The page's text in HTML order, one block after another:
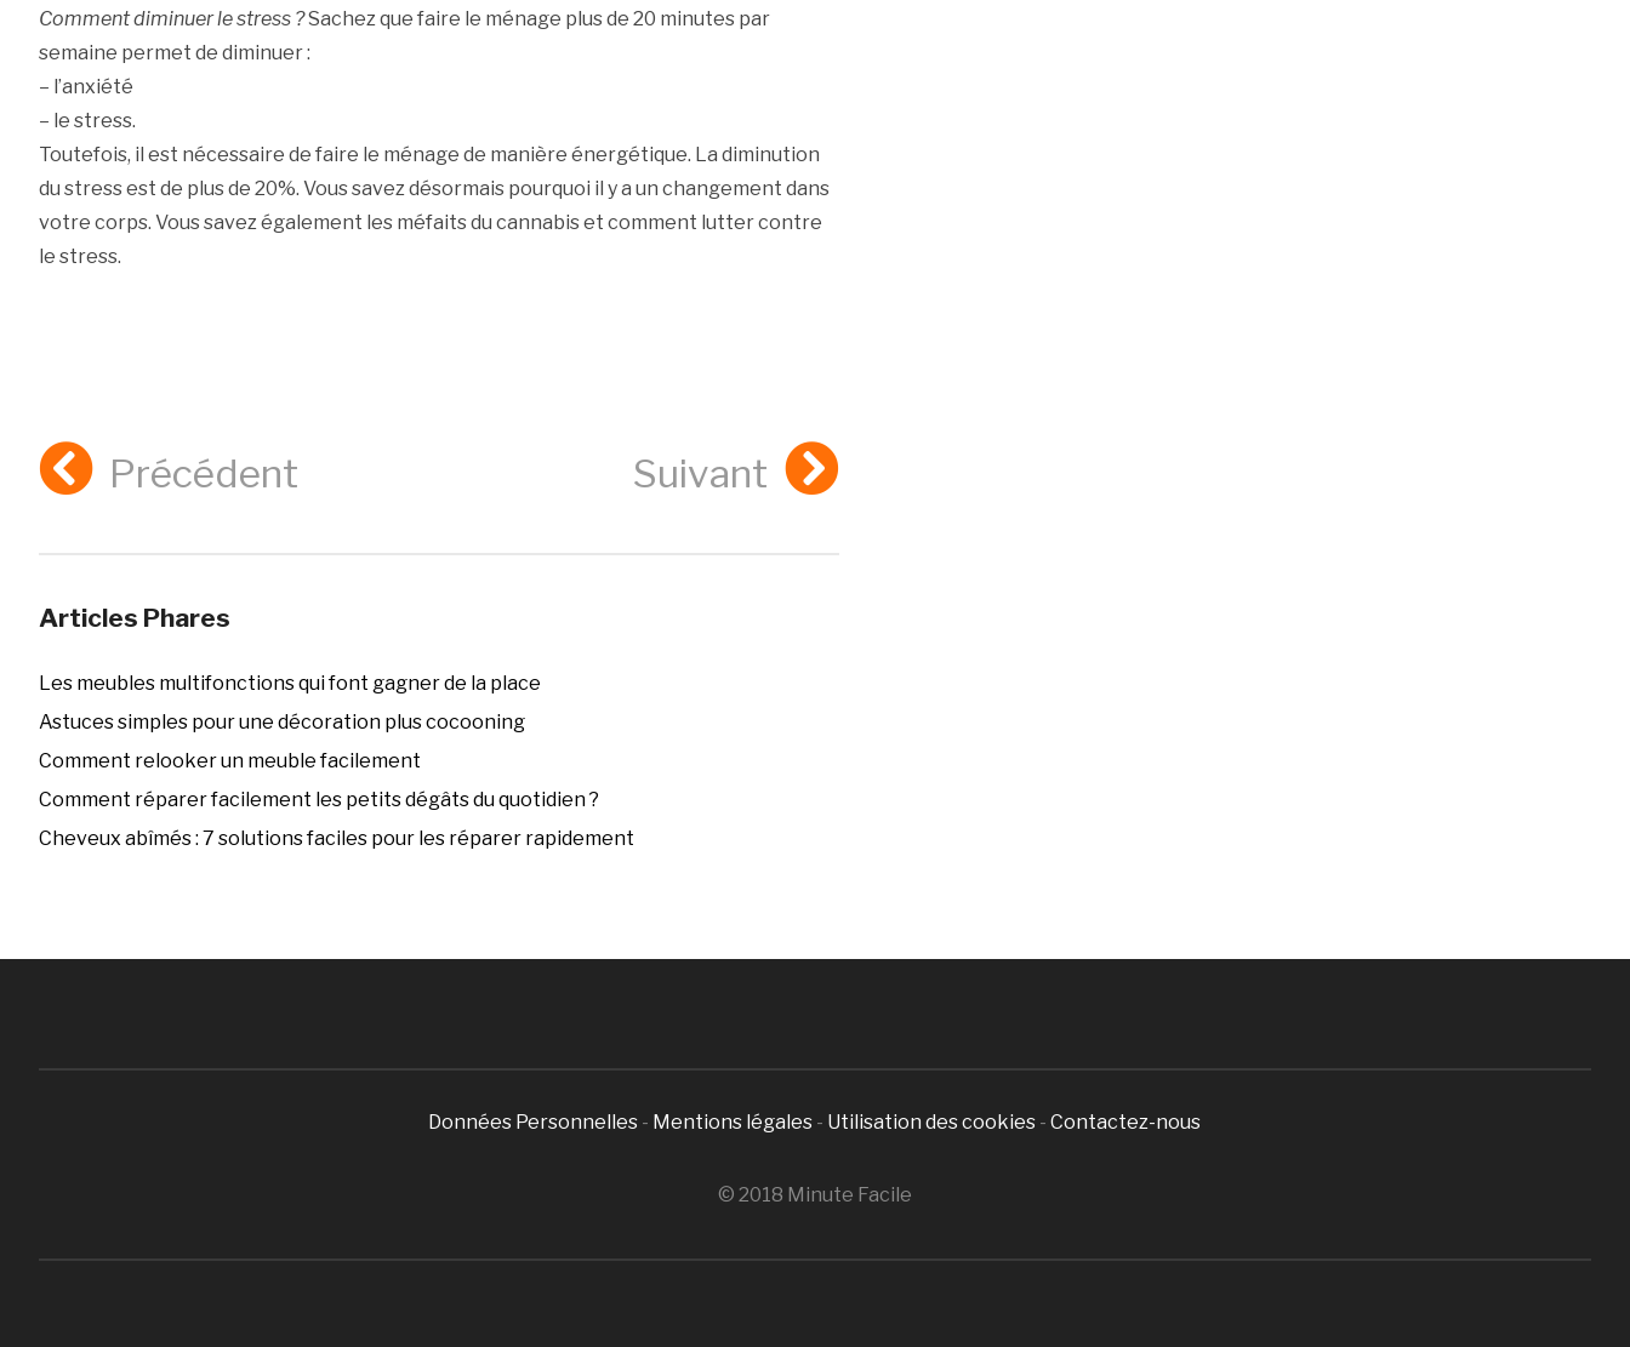
Comment diminuer le stress ?Sachez que faire le ménage plus de 20 minutes par
semaine permet de diminuer :
– l’anxiété
– le stress.
Toutefois, il est nécessaire de faire le ménage de manière énergétique. La diminution
du stress est de plus de 20%. Vous savez désormais pourquoi il y a un changement dans
votre corps. Vous savez également les méfaits du cannabis et comment lutter contre
le stress.
Précédent Suivant
Articles Phares
Les meubles multifonctions qui font gagner de la place
Astuces simples pour une décoration plus cocooning
Comment relooker un meuble facilement
Comment réparer facilement les petits dégâts du quotidien ?
Cheveux abîmés : 7 solutions faciles pour les réparer rapidement
Données Personnelles - Mentions légales - Utilisation des cookies -Contactez-nous
© 2018 Minute Facile